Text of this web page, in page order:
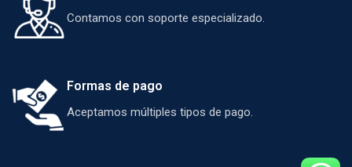
Contamos con soporte especializado.
Formas de pago
Aceptamos múltiples tipos de pago.